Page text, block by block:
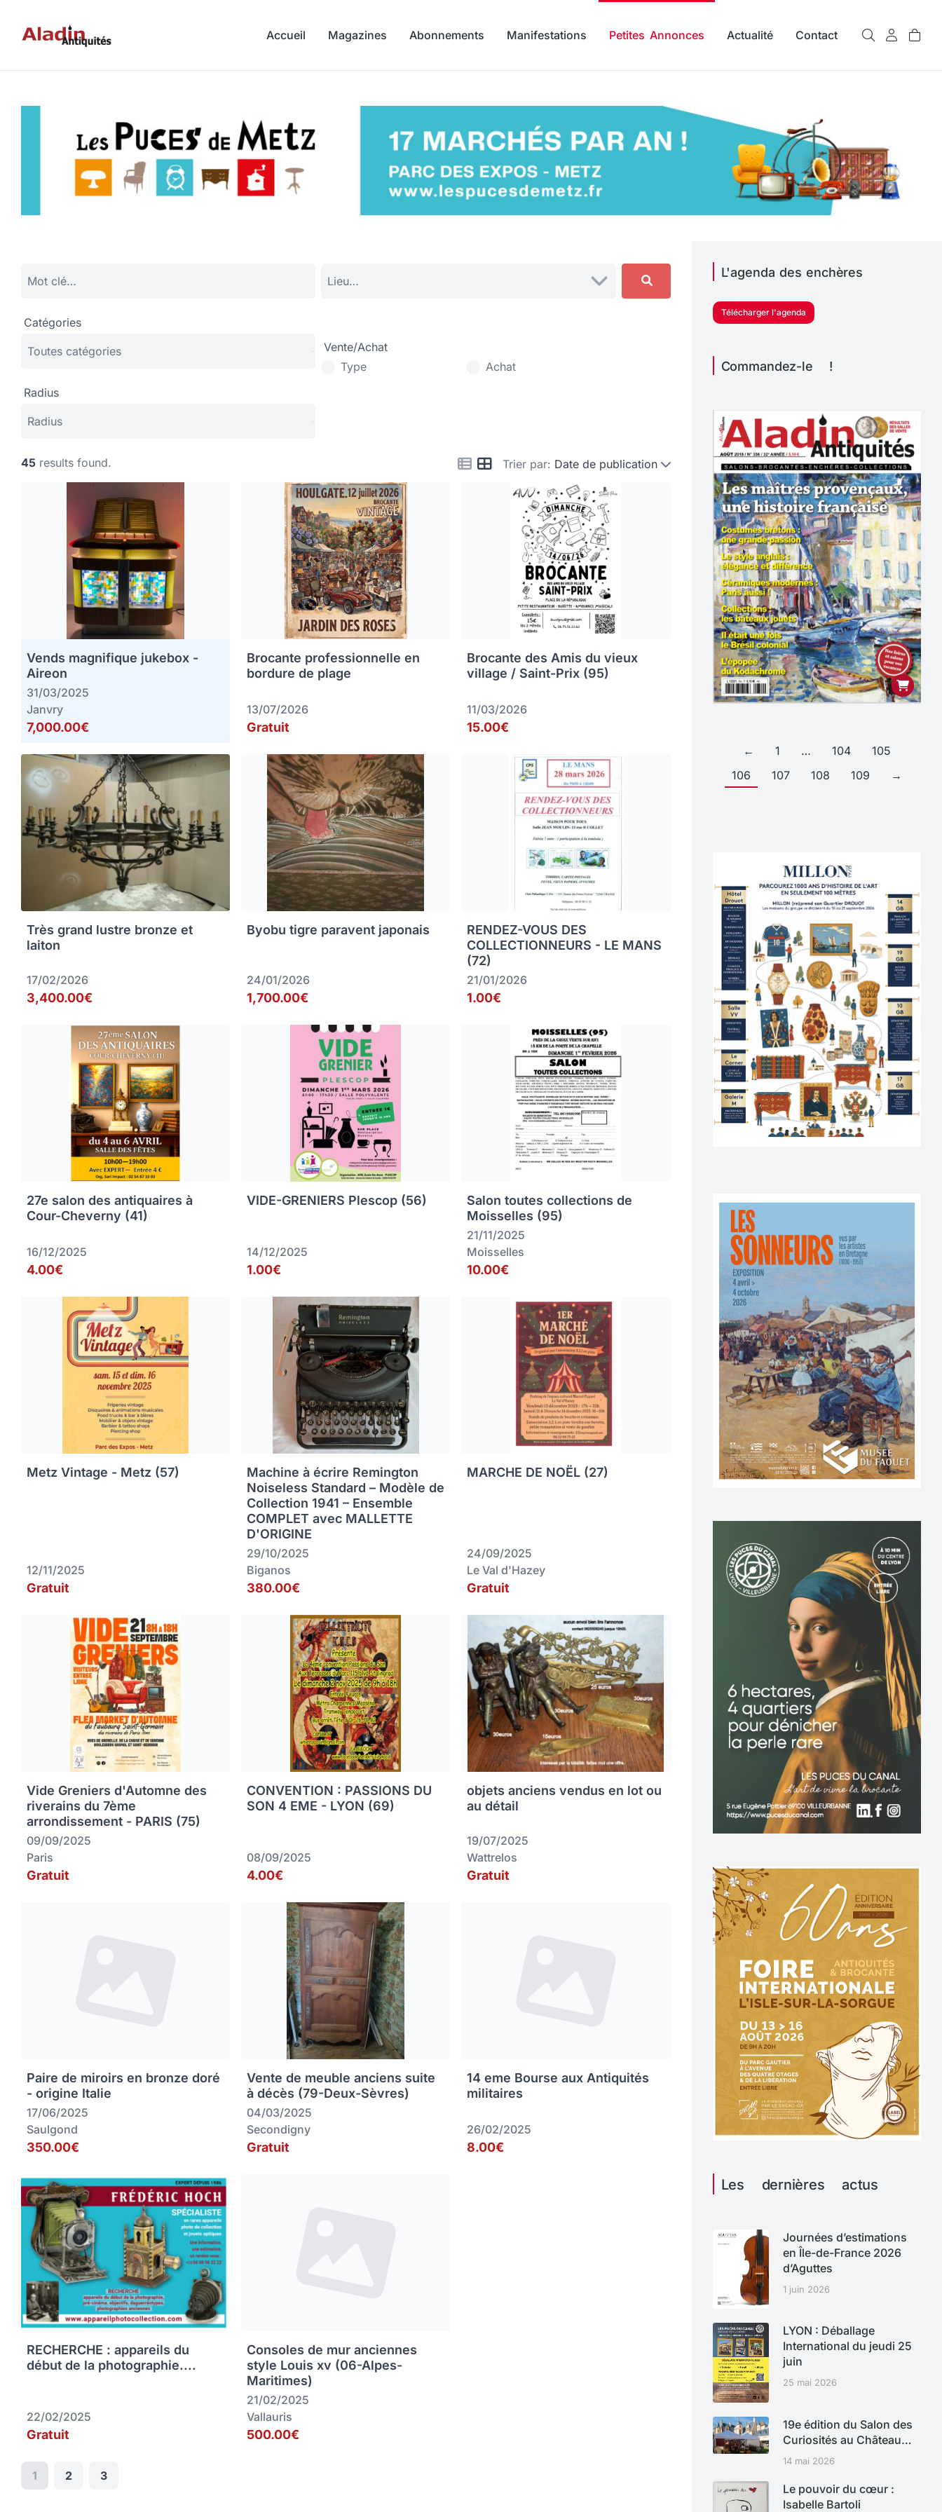
Accueil Magazines Abonnements Manifestations Petites Annonces Actualité Contact
Catégories
Vente/Achat
Type
Achat
Radius
Trier par: Date de publication
45 results found.
Vends magnifique jukebox -
Aireon
31/03/2025
Janvry
7,000.00€
Brocante professionnelle en
bordure de plage
13/07/2026
Gratuit
Brocante des Amis du vieux
village / Saint-Prix (95)
11/03/2026
15.00€
Très grand lustre bronze et
laiton
17/02/2026
3,400.00€
Byobu tigre paravent japonais
24/01/2026
1,700.00€
RENDEZ-VOUS DES
COLLECTIONNEURS - LE MANS
(72)
21/01/2026
1.00€
27e salon des antiquaires à
Cour-Cheverny (41)
16/12/2025
4.00€
VIDE-GRENIERS Plescop (56)
14/12/2025
1.00€
Salon toutes collections de
Moisselles (95)
21/11/2025
Moisselles
10.00€
Metz Vintage - Metz (57)
12/11/2025
Gratuit
Machine à écrire Remington
Noiseless Standard – Modèle de
Collection 1941 – Ensemble
COMPLET avec MALLETTE
D'ORIGINE
29/10/2025
Biganos
380.00€
MARCHE DE NOËL (27)
24/09/2025
Le Val d'Hazey
Gratuit
Vide Greniers d'Automne des
riverains du 7ème
arrondissement - PARIS (75)
09/09/2025
Paris
Gratuit
CONVENTION : PASSIONS DU
SON 4 EME - LYON (69)
08/09/2025
4.00€
objets anciens vendus en lot ou
au détail
19/07/2025
Wattrelos
Gratuit
Paire de miroirs en bronze doré
- origine Italie
17/06/2025
Saulgond
350.00€
Vente de meuble anciens suite
à décès (79-Deux-Sèvres)
04/03/2025
Secondigny
Gratuit
14 eme Bourse aux Antiquités
militaires
26/02/2025
8.00€
RECHERCHE : appareils du
début de la photographie....
22/02/2025
Gratuit
Consoles de mur anciennes
style Louis xv (06-Alpes-
Maritimes)
21/02/2025
Vallauris
500.00€
1 2 3
L'agenda des enchères
Télécharger l'agenda
Commandez-le !
← 1 … 104
105
106
107 108 109 →
Les dernières actus
Journées d’estimations
en Île-de-France 2026
d’Aguttes
1 juin 2026
LYON : Déballage
International du jeudi 25
juin
25 mai 2026
19e édition du Salon des
Curiosités au Château…
14 mai 2026
Le pouvoir du cœur :
Isabelle Bartoli